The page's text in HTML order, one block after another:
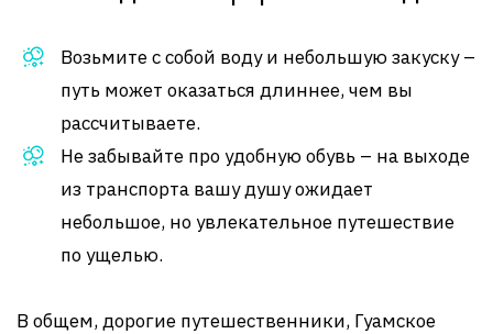
Возьмите с собой воду и небольшую закуску –
путь может оказаться длиннее, чем вы
рассчитываете.
Не забывайте про удобную обувь – на выходе
из транспорта вашу душу ожидает
небольшое, но увлекательное путешествие
по ущелью.
В общем, дорогие путешественники, Гуамское